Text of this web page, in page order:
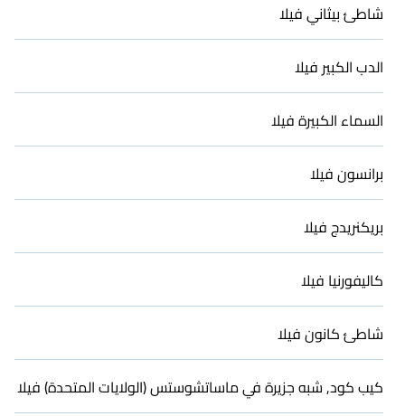
شاطئ بيثاني فيلا
الدب الكبير فيلا
السماء الكبيرة فيلا
برانسون فيلا
بريكنريدج فيلا
كاليفورنيا فيلا
شاطئ كانون فيلا
كيب كود, شبه جزيرة في ماساتشوستس (الولايات المتحدة) فيلا